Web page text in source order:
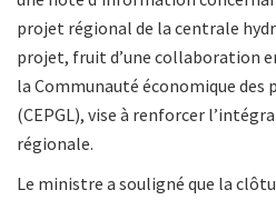
projet régional de la centrale
projet, fruit d’une collaboration
la Communauté économique des
(CEPGL), vise à renforcer
régionale.
Le ministre a souligné que la